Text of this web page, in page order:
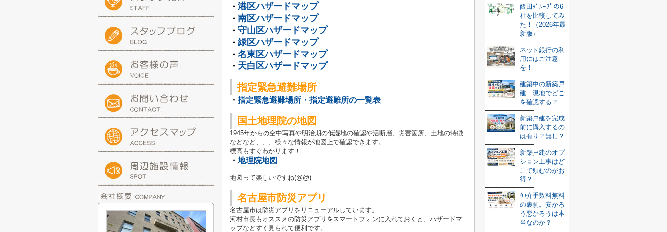
・ 港区ハザードマップ
・ 南区ハザードマップ
・ 守山区ハザードマップ
・ 緑区ハザードマップ
・ 名東区ハザードマップ
・ 天白区ハザードマップ
指定緊急避難場所
・指定緊急避難場所・指定避難所の一覧表
国土地理院の地図
1945年からの空中写真や明治期の低湿地の確認や活断層、災害箇所、土地の特徴
などなど、、、 様々な情報が地図上で確認できます。
標高もすぐわかリます！
・ 地理院地図
地図って楽しいですね(@@)
名古屋市防災アプリ
名古屋市は防災アプリをリニューアルしています。
河村市長もオススメの防災アプリを スマートフォンに入れておくと、ハザードマ
ップなどすぐ見られて便利です。
飯田ｸﾞﾙｰﾌﾟの6
社を比較してみ
た！（2026年最
新版）
ネット銀行の利
用にはご注意
を！
建築中の新築戸
建 現地でどこ
を確認する？
新築戸建を完成
前に購入するの
は有り？無し？
新築戸建のオプ
ション工事はど
こで頼むのがお
得？
仲介手数料無料
の裏側。安かろ
う悪かろうは本
当なのか？